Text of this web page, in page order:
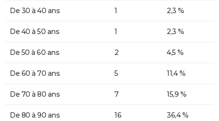
De 30 à 40 ans 1 2,3 %
De 40 à 50 ans 1 2,3 %
De 50 à 60 ans 2 4,5 %
De 60 à 70 ans 5 11,4 %
De 70 à 80 ans 7 15,9 %
De 80 à 90 ans 16 36,4 %